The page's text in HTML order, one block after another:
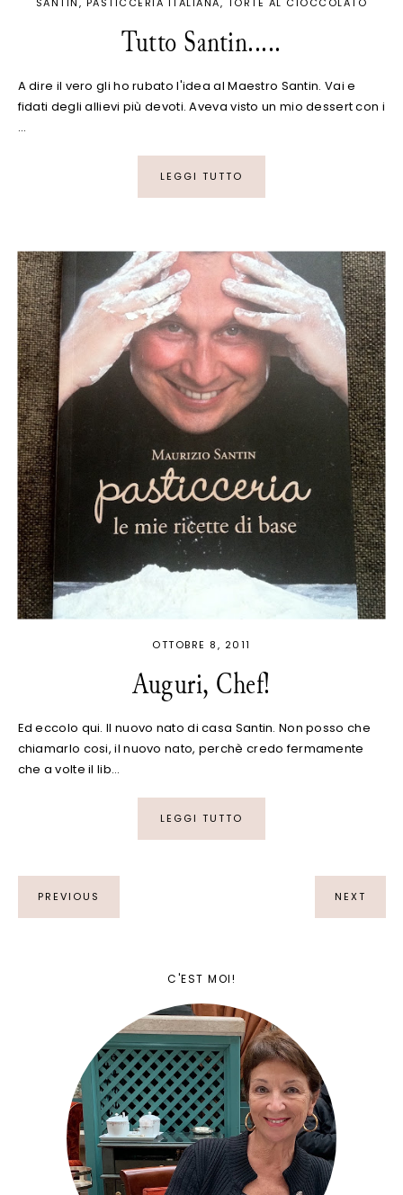
Tutto Santin.....
A dire il vero gli ho rubato l'idea al Maestro Santin. Vai e
fidati degli allievi più devoti. Aveva visto un mio dessert con i
…
LEGGI TUTTO
OTTOBRE 8, 2011
Auguri, Chef!
Ed eccolo qui. Il nuovo nato di casa Santin. Non posso che
chiamarlo cosi, il nuovo nato, perchè credo fermamente
che a volte il lib…
LEGGI TUTTO
PREVIOUS NEXT
C'EST MOI!